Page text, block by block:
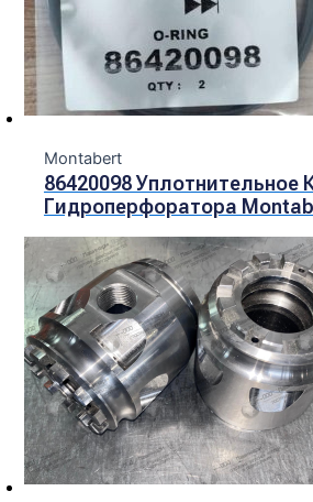
Montabert
86420098 Уплотнительное
Гидроперфоратора